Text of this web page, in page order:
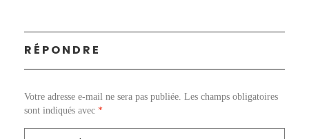
RÉPONDRE
Votre adresse e-mail ne sera pas publiée. Les champs obligatoires
sont indiqués avec *